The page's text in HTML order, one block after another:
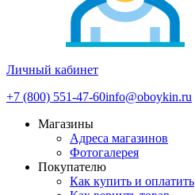
Личный кабинет
+7 (800) 551-47-60info@oboykin.ru
Магазины
Адреса магазинов
Фотогалерея
Покупателю
Как купить и оплатить